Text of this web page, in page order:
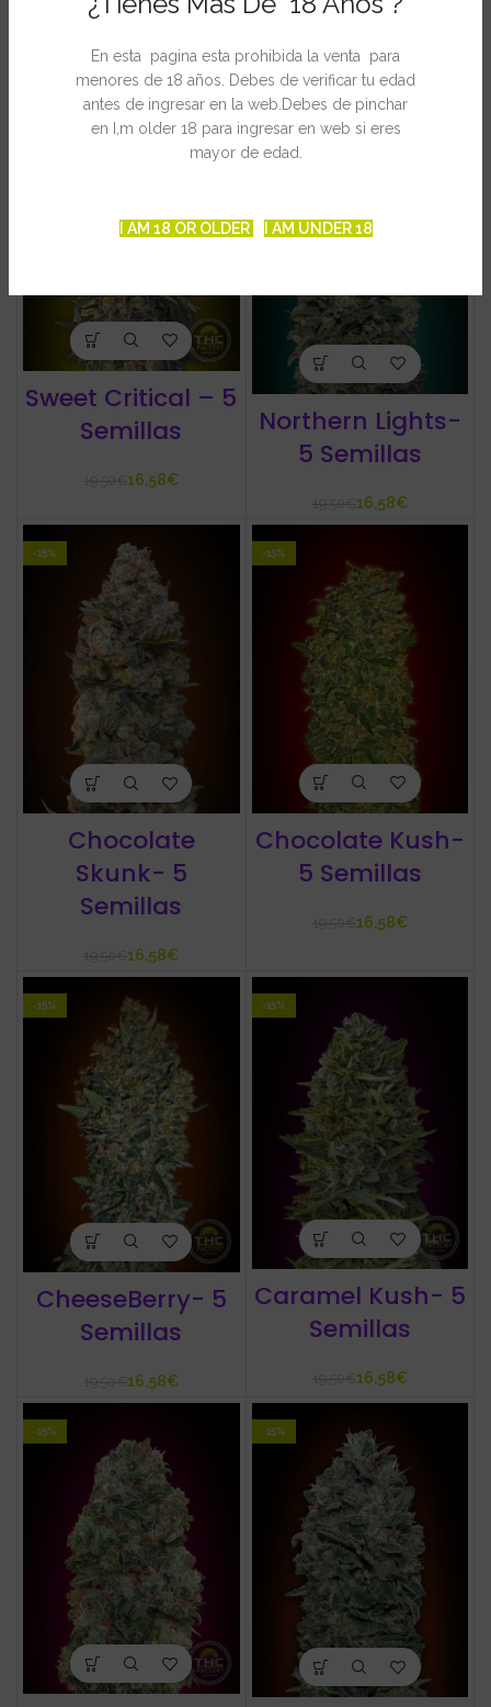
En esta pagina esta prohibida la venta para
menores de 18 años. Debes de verificar tu edad
antes de ingresar en la web.Debes de pinchar
en I,m older 18 para ingresar en web si eres
mayor de edad.
I AM 18 OR OLDER I AM UNDER 18
Feminizadas #2
23,50€14,98€ 23,50€14,98€
Sweet Critical – 5
Semillas
€16,58€
-15%
Northern Lights-
5 Semillas
16,58€
-15%
Chocolate
Skunk- 5
Semillas
€16,58€
-15%
Chocolate Kush-
5 Semillas
16,58€
-15%
CheeseBerry- 5
Semillas
€16,58€
-15%
Caramel Kush- 5
Semillas
16,58€
-15% -15%